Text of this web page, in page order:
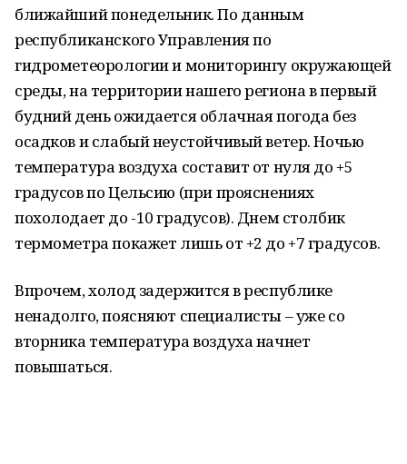
ближайший понедельник. По данным
республиканского Управления по
гидрометеорологии и мониторингу окружающей
среды, на территории нашего региона в первый
будний день ожидается облачная погода без
осадков и слабый неустойчивый ветер. Ночью
температура воздуха составит от нуля до +5
градусов по Цельсию (при прояснениях
похолодает до -10 градусов). Днем столбик
термометра покажет лишь от +2 до +7 градусов.
Впрочем, холод задержится в республике
ненадолго, поясняют специалисты – уже со
вторника температура воздуха начнет
повышаться.